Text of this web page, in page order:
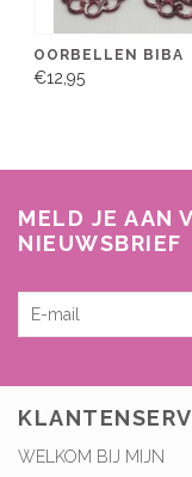
OORBELLEN BIBA
€12,95
MELD JE AAN
NIEUWSBRIEF
WELKOM BIJ MIJN